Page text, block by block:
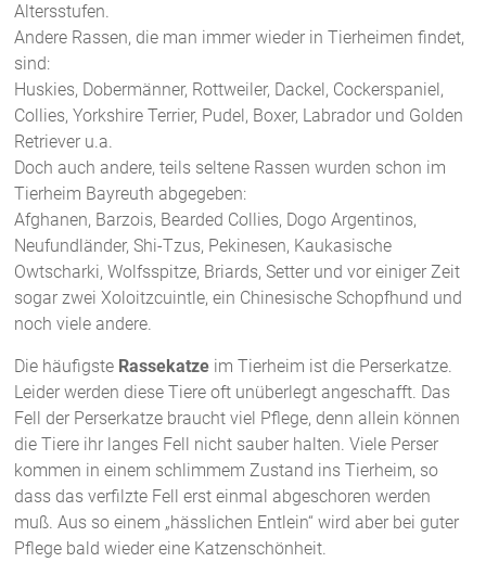
Altersstufen.
Andere Rassen, die man immer wieder in Tierheimen findet,
sind:
Huskies, Dobermänner, Rottweiler, Dackel, Cockerspaniel,
Collies, Yorkshire Terrier, Pudel, Boxer, Labrador und Golden
Retriever u.a.
Doch auch andere, teils seltene Rassen wurden schon im
Tierheim Bayreuth abgegeben:
Afghanen, Barzois, Bearded Collies, Dogo Argentinos,
Neufundländer, Shi-Tzus, Pekinesen, Kaukasische
Owtscharki, Wolfsspitze, Briards, Setter und vor einiger Zeit
sogar zwei Xoloitzcuintle, ein Chinesische Schopfhund und
noch viele andere.
Die häufigste Rassekatze im Tierheim ist die Perserkatze.
Leider werden diese Tiere oft unüberlegt angeschafft. Das
Fell der Perserkatze braucht viel Pflege, denn allein können
die Tiere ihr langes Fell nicht sauber halten. Viele Perser
kommen in einem schlimmem Zustand ins Tierheim, so
dass das verfilzte Fell erst einmal abgeschoren werden
muß. Aus so einem „hässlichen Entlein“ wird aber bei guter
Pflege bald wieder eine Katzenschönheit.